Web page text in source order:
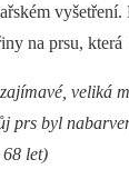
na prsu, která
veliká
prs byl
let)